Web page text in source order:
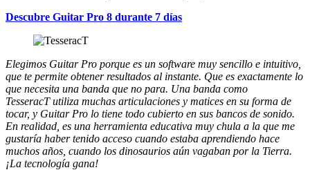
Descubre Guitar Pro 8 durante 7 días
Elegimos Guitar Pro porque es un software muy sencillo e intuitivo,
que te permite obtener resultados al instante. Que es exactamente lo
que necesita una banda que no para. Una banda como
TesseracTutiliza muchas articulaciones y matices en su forma de
tocar, y Guitar Pro lo tiene todo cubierto en sus bancos de sonido.
En realidad, es una herramienta educativa muy chula a la que me
gustaría habertenido acceso cuando estaba aprendiendo hace
muchos años, cuando los dinosaurios aún vagaban por la Tierra.
¡La tecnología gana!